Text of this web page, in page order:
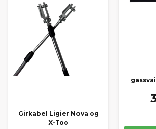
Girkabel Ligier Nova og
X-Too